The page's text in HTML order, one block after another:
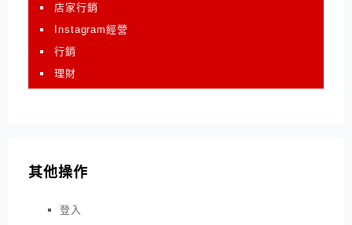
店家行銷
Instagram經營
行銷
理財
其他操作
登入